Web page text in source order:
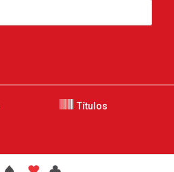
Títulos